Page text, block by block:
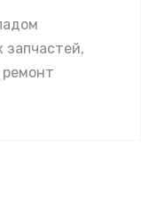
запчастей,
ремонт